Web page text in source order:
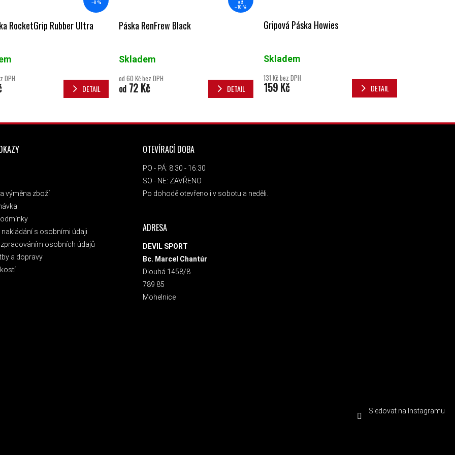
–8 %
RocketGrip Rubber Ultra
DPH
DETAIL
až
–10 %
Páska RenFrew Black
Skladem
od 60 Kč bez DPH
od 72 Kč DETAIL
Gripová Páska Howies
Skladem
131 Kč bez DPH
159 Kč DETAIL
výměna zboží
s osobními údaji
osobních údajů
a dopravy
OTEVÍRACÍ DOBA
PO - PÁ: 8:30 - 16:30
SO - NE: ZAVŘENO
Po dohodě otevřeno i v sobotu a neděli.
ADRESA
DEVIL SPORT
Bc. Marcel Chantúr
Dlouhá 1458/8
789 85
Mohelnice
Sledovat na Instagramu